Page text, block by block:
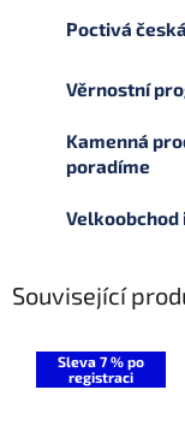
Poctivá
Věrnostní
Kamenná
poradíme
Velkoobchod
Související
Sleva 7 % po
registraci